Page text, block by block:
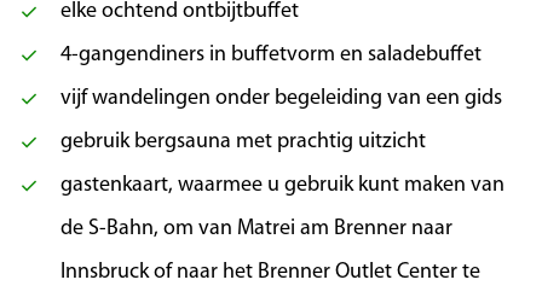
Geislerspitzen. De wandeling combineert
afwisselende landschappen, traditionele
alpenboerderijen en een authentieke
bergsfeer. Deze wandeling is afwisselend
uitdagend en duurt ca. 3 uur.
Dag 5 | Wandeling naar de
Sattelberg
elke ochtend ontbijtbuffet
4-gangendiners in buffetvorm en saladebuffet
vijf wandelingen onder begeleiding van een gids
gebruik bergsauna met prachtig uitzicht
gastenkaart, waarmee u gebruik kunt maken van
de S-Bahn, om van Matrei am Brenner naar
Innsbruck of naar het Brenner Outlet Center te